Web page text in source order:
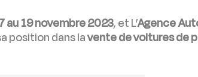
au 19 novembre 2023, et L’Agence
position dans lavente de voitures de